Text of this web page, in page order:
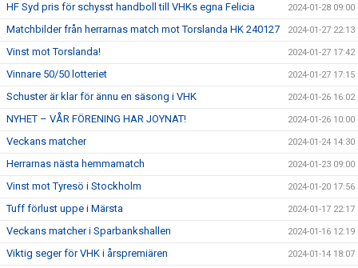
HF Syd pris för schysst handboll till VHKs egna Felicia 2024-01-28 09:00
Matchbilder från herrarnas match mot Torslanda HK 240127 2024-01-27 22:13
Vinst mot Torslanda! 2024-01-27 17:42
Vinnare 50/50 lotteriet 2024-01-27 17:15
Schuster är klar för ännu en säsong i VHK 2024-01-26 16:02
NYHET – VÅR FÖRENING HAR JOYNAT! 2024-01-26 10:00
Veckans matcher 2024-01-24 14:30
Herrarnas nästa hemmamatch 2024-01-23 09:00
Vinst mot Tyresö i Stockholm 2024-01-20 17:56
Tuff förlust uppe i Märsta 2024-01-17 22:17
Veckans matcher i Sparbankshallen 2024-01-16 12:19
Viktig seger för VHK i årspremiären 2024-01-14 18:07